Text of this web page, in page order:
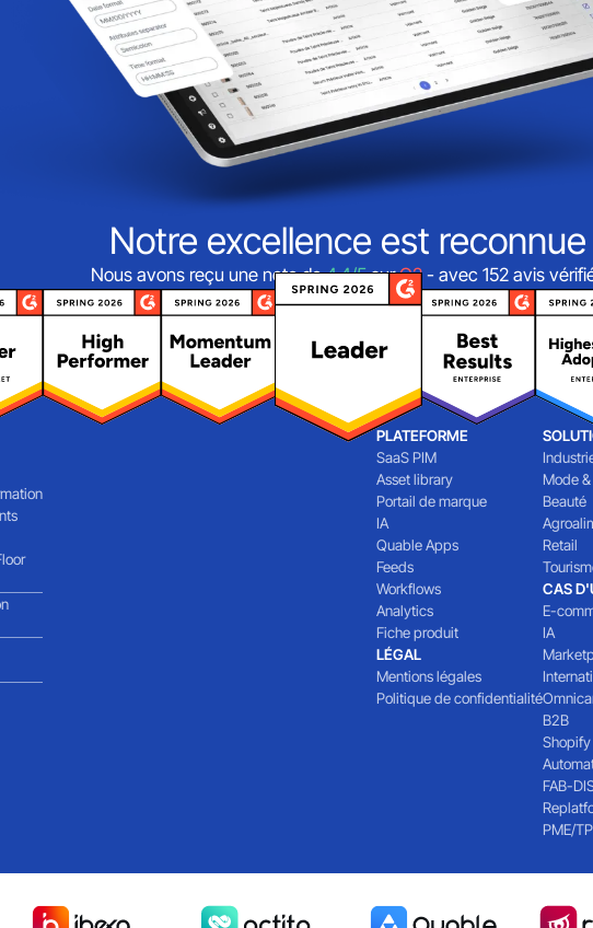
Notre excellence est reconnue
Nous avons reçu une note de4,4/5surG2- avec 152 avis
PLATEFORME
SaaS PIM
Asset library
Portail de marque
IA
Quable Apps
Feeds
Workflows
Analytics
Fiche produit
LÉGAL
Mentions légales
Politique de confidentialité
Mode
Beauté
Retail
CAS
E-
IA
B2B
Shopify
FAB-
PME/